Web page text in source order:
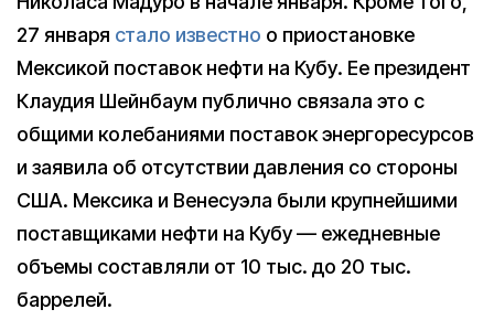
27 января стало известно о приостановке
Мексикой поставок нефти на Кубу. Ее президент
Клаудия Шейнбаум публично связала это с
общими колебаниями поставок энергоресурсов
и заявила об отсутствии давления со стороны
США. Мексика и Венесуэла были крупнейшими
поставщиками нефти на Кубу — ежедневные
объемы составляли от 10 тыс. до 20 тыс.
баррелей.